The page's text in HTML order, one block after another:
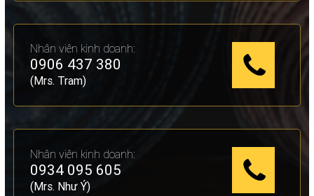
Nhân viên kinh doanh:
0906 437 380
(Mrs. Tram)
Nhân viên kinh doanh:
0934 095 605
(Mrs. Như Ý)